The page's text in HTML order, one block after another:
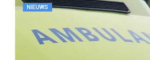
NIEUWS